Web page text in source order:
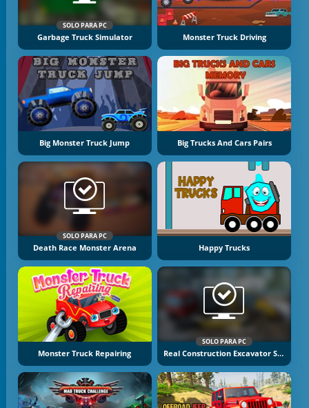
SOLO PARA PC
Garbage Truck Simulator Monster Truck Driving
Big Monster Truck Jump Big Trucks And Cars Pairs
SOLO PARA PC
Death Race Monster Arena Happy Trucks
Monster Truck Repairing
SOLO PARA PC
Real Construction Excavator Simulator